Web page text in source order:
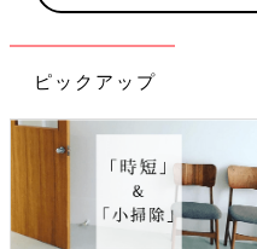
ピックアップ